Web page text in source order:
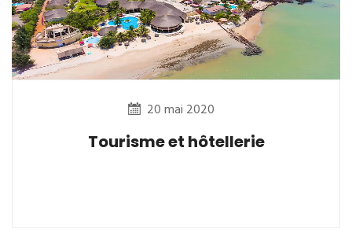
20 mai 2020
Tourisme et hôtellerie